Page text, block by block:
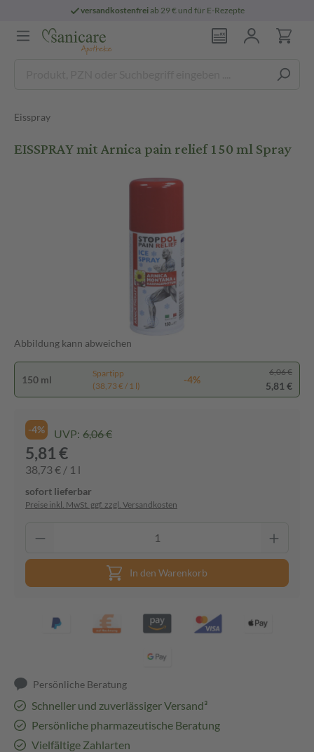
versandkostenfreiab 29 € und für E-Rezepte
Eisspray
EISSPRAY mit Arnica pain relief 150 ml Spray
Abbildung kann abweichen
150 ml
Spartipp
(38,73 € / 1 l)
-4%
6,06 €
5,81 €
-4% UVP: 6,06 €
5,81 €
38,73 € / 1 l
sofort lieferbar
Preise inkl. MwSt. ggf. zzgl. Versandkosten
In den Warenkorb
Persönliche Beratung
Schneller und zuverlässiger Versand³
Persönliche pharmazeutische Beratung
Vielfältige Zahlarten